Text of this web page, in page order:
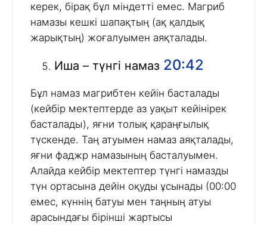
керек, бірақ бұл міндетті емес. Магриб
намазы кешкі шапақтың (ақ қалдық
жарықтың) жоғалуымен аяқталады.
Иша – түнгі намаз 20:42
Бұл намаз магрибтен кейін басталады
(кейбір мектептерде аз уақыт кейінірек
басталады), яғни толық қараңғылық
түскенде. Таң атуымен намаз аяқталады,
яғни фаджр намазының басталуымен.
Алайда кейбір мектептер түнгі намазды
түн ортасына дейін оқуды ұсынады (00:00
емес, күннің батуы мен таңның атуы
арасындағы бірінші жартысы